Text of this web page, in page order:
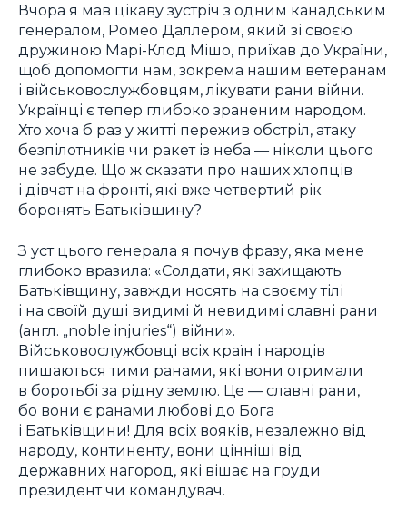
Вчора я мав цікаву зустріч з одним канадським
генералом, Ромео Даллером, який зі своєю
дружиною Марі-Клод Мішо, приїхав до України,
щоб допомогти нам, зокрема нашим ветеранам
і військовослужбовцям, лікувати рани війни.
Українці є тепер глибоко зраненим народом.
Хто хоча б раз у житті пережив обстріл, атаку
безпілотників чи ракет із неба — ніколи цього
не забуде. Що ж сказати про наших хлопців
і дівчат на фронті, які вже четвертий рік
боронять Батьківщину?
З уст цього генерала я почув фразу, яка мене
глибоко вразила: «Солдати, які захищають
Батьківщину, завжди носять на своєму тілі
і на своїй душі видимі й невидимі славні рани
(англ. „noble injuries“) війни».
Військовослужбовці всіх країн і народів
пишаються тими ранами, які вони отримали
в боротьбі за рідну землю. Це — славні рани,
бо вони є ранами любові до Бога
і Батьківщини! Для всіх вояків, незалежно від
народу, континенту, вони цінніші від
державних нагород, які вішає на груди
президент чи командувач.